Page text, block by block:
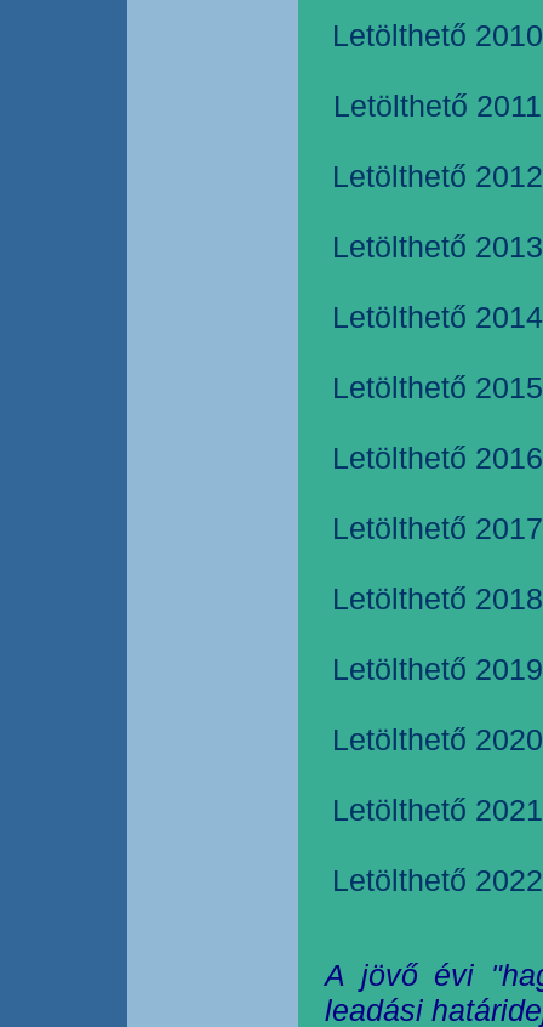
Letölthető
Letölthető
Letölthető
Letölthető
Letölthető
Letölthető
Letölthető
Letölthető
Letölthető
Letölthető
Letölthető
Letölthető
Letölthető
A jövő évi
leadási